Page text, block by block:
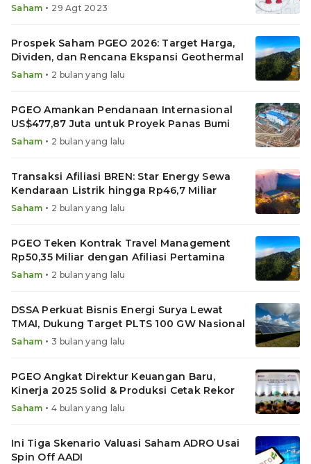
Saham • 29 Agt 2023
Prospek Saham PGEO 2026: Target Harga,
Dividen, dan Rencana Ekspansi Geothermal
Saham • 2 bulan yang lalu
PGEO Amankan Pendanaan Internasional
US$477,87 Juta untuk Proyek Panas Bumi
Saham • 2 bulan yang lalu
Transaksi Afiliasi BREN: Star Energy Sewa
Kendaraan Listrik hingga Rp46,7 Miliar
Saham • 2 bulan yang lalu
PGEO Teken Kontrak Travel Management
Rp50,35 Miliar dengan Afiliasi Pertamina
Saham • 2 bulan yang lalu
DSSA Perkuat Bisnis Energi Surya Lewat
TMAI, Dukung Target PLTS 100 GW Nasional
Saham • 3 bulan yang lalu
PGEO Angkat Direktur Keuangan Baru,
Kinerja 2025 Solid & Produksi Cetak Rekor
Saham • 4 bulan yang lalu
Ini Tiga Skenario Valuasi Saham ADRO Usai
Spin Off AADI